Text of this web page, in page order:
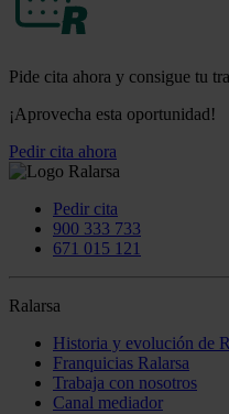
Pide cita ahora y consigue tu
¡Aprovecha esta oportunidad!
Pedir cita ahora
Pedir cita
900 333 733
671 015 121
Ralarsa
Historia y evolución de
Franquicias Ralarsa
Trabaja con nosotros
Canal mediador